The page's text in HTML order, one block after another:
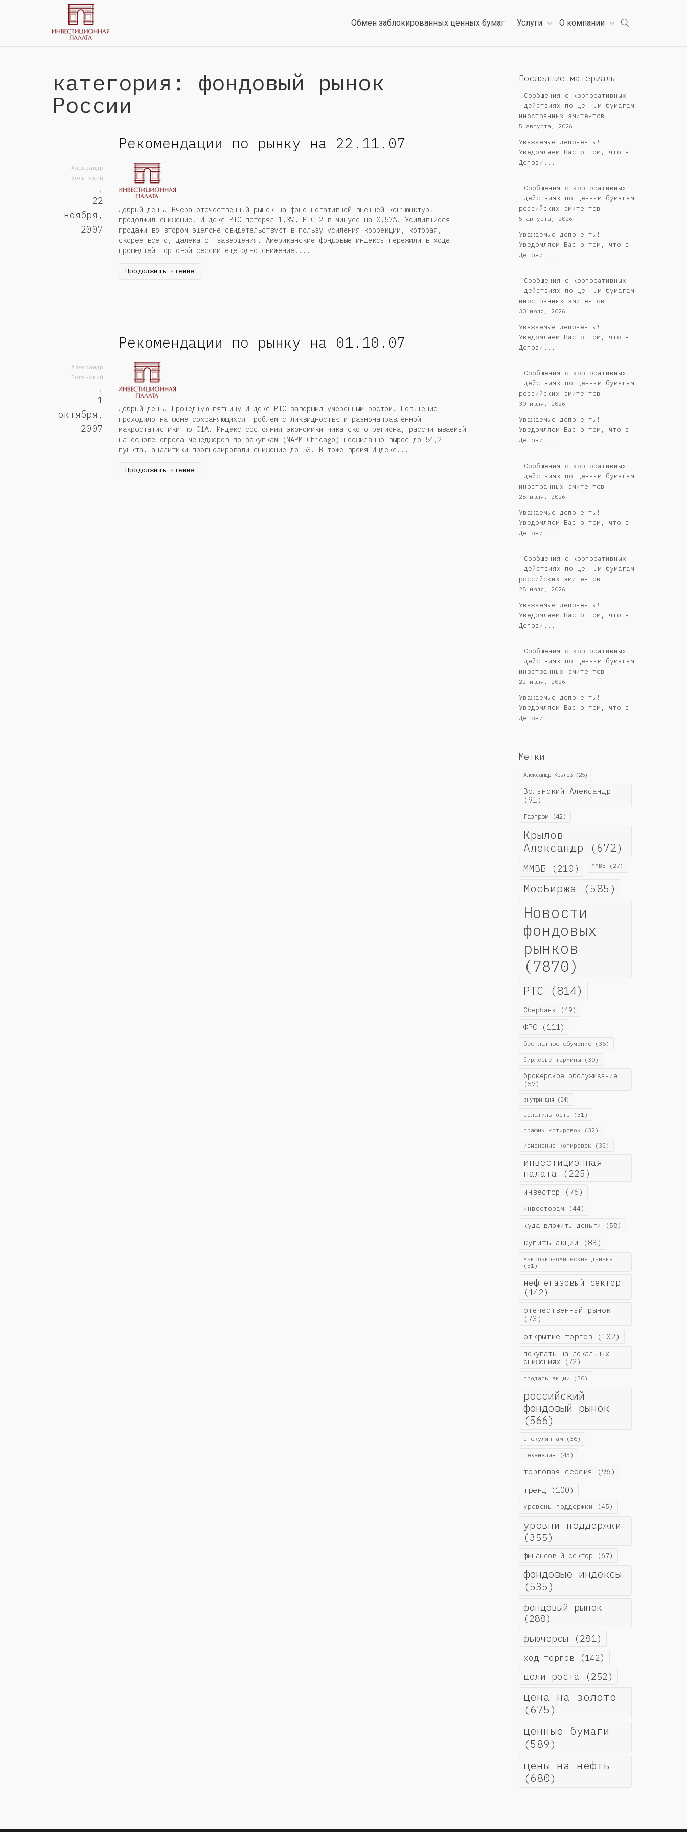
Обмен заблокированных ценных бумаг Услуги О компании
категория: фондовый рынок
России
Рекомендации по рынку на 22.11.07
Александр
Волынский
,
22
ноября,
2007
Добрый день. Вчера отечественный рынок на фоне негативной внешней конъюнктуры
продолжил снижение. Индекс РТС потерял 1,3%, РТС-2 в минусе на 0,57%. Усилившиеся
продажи во втором эшелоне свидетельствуют в пользу усиления коррекции, которая,
скорее всего, далека от завершения. Американские фондовые индексы пережили в ходе
прошедшей торговой сессии еще одно снижение....
Продолжить чтение
Рекомендации по рынку на 01.10.07
Александр
Волынский
,
1
октября,
2007
Добрый день. Прошедшую пятницу Индекс РТС завершил умеренным ростом. Повышение
проходило на фоне сохраняющихся проблем с ликвидностью и разнонаправленной
макростатистики по США. Индекс состояния экономики чикагского региона, рассчитываемый
на основе опроса менеджеров по закупкам (NAPM-Chicago) неожиданно вырос до 54,2
пункта, аналитики прогнозировали снижение до 53. В тоже время Индекс...
Продолжить чтение
Последние материалы
Сообщения о корпоративных
действиях по ценным бумагам
иностранных эмитентов
5 августа, 2026
Уважаемые депоненты!
Уведомляем Вас о том, что в
Депози...
Cообщения о корпоративных
действиях по ценным бумагам
российских эмитентов
5 августа, 2026
Уважаемые депоненты!
Уведомляем Вас о том, что в
Депози...
Сообщения о корпоративных
действиях по ценным бумагам
иностранных эмитентов
30 июля, 2026
Уважаемые депоненты!
Уведомляем Вас о том, что в
Депози...
Cообщения о корпоративных
действиях по ценным бумагам
российских эмитентов
30 июля, 2026
Уважаемые депоненты!
Уведомляем Вас о том, что в
Депози...
Сообщения о корпоративных
действиях по ценным бумагам
иностранных эмитентов
28 июля, 2026
Уважаемые депоненты!
Уведомляем Вас о том, что в
Депози...
Cообщения о корпоративных
действиях по ценным бумагам
российских эмитентов
28 июля, 2026
Уважаемые депоненты!
Уведомляем Вас о том, что в
Депози...
Сообщения о корпоративных
действиях по ценным бумагам
иностранных эмитентов
22 июля, 2026
Уважаемые депоненты!
Уведомляем Вас о том, что в
Депози...
Метки
Александр Крылов(25)
Волынский Александр
(91)
Газпром(42)
Крылов
Александр (672)
ММВБ (210) ММВБ (27)
МосБиржа (585)
Новости
фондовых
рынков
(7870)
РТС (814)
Сбербанк (49)
ФРС (111)
бесплатное обучение(36)
биржевые термины(30)
брокерское обслуживание
(57)
внутри дня (24)
волатильность (31)
график котировок (32)
изменение котировок (32)
инвестиционная
палата (225)
инвестор (76)
инвесторам (44)
куда вложить деньги (58)
купить акции (83)
макроэкономические данные
(31)
нефтегазовый сектор
(142)
отечественный рынок
(73)
открытие торгов (102)
покупать на локальных
снижениях(72)
продать акции (30)
российский
фондовый рынок
(566)
спекулянтам(36)
теханализ (43)
торговая сессия (96)
тренд (100)
уровень поддержки (45)
уровни поддержки
(355)
финансовый сектор (67)
фондовые индексы
(535)
фондовый рынок
(288)
фьючерсы (281)
ход торгов (142)
цели роста (252)
цена на золото
(675)
ценные бумаги
(589)
цены на нефть
(680)